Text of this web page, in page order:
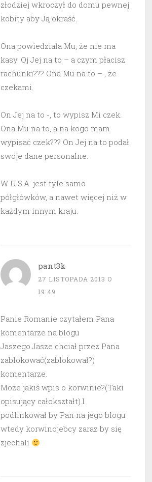
złodziej wkroczył do domu pewnej
kobity aby Ją okraść.
Ona powiedziała Mu, że nie ma
kasy. Oj Jej na to – a czym płacisz
rachunki??? Ona Mu na to – , że
czekami.
On Jej na to -, to wypisz Mi czek.
Ona Mu na to, a na kogo mam
wypisać czek??? On Jej na to podał
swoje dane personalne.
W U.S.A. jest tyle samo
półgłówków, a nawet więcej niż w
każdym innym kraju.
pant3k
27 LISTOPADA 2013 O
19:49
Panie Romanie czytałem Pana
komentarze na blogu
Jaszego.Jasze chciał przez Pana
zablokować(zablokował?)
komentarze.
Może jakiś wpis o korwinie?(Taki
opisujący całokształt).I
podlinkował by Pan na jego blogu
wtedy korwinojebcy zaraz by się
zjechali